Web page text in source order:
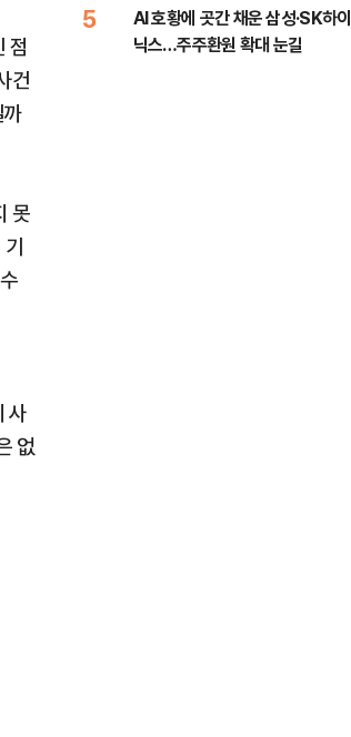
점
건
못
사
없
5
AI 호황에 곳간 채운 삼성·SK하이
닉스…주주환원 확대 눈길